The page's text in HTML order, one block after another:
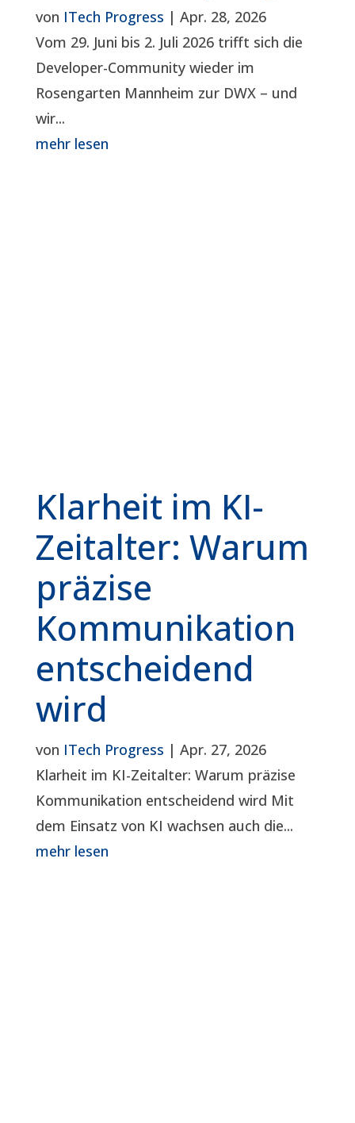
von ITech Progress | Apr. 28, 2026
Vom 29. Juni bis 2. Juli 2026 trifft sich die
Developer-Community wieder im
Rosengarten Mannheim zur DWX – und
wir...
mehr lesen
Klarheit im KI-
Zeitalter: Warum
präzise
Kommunikation
entscheidend
wird
von ITech Progress | Apr. 27, 2026
Klarheit im KI-Zeitalter: Warum präzise
Kommunikation entscheidend wird Mit
dem Einsatz von KI wachsen auch die...
mehr lesen